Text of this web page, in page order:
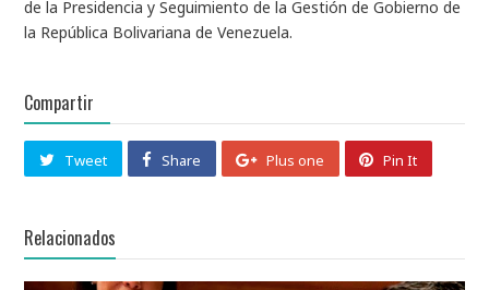
de la Presidencia y Seguimiento de la Gestión de Gobierno de
la República Bolivariana de Venezuela.
Compartir
Tweet Share Plus one Pin It
Relacionados